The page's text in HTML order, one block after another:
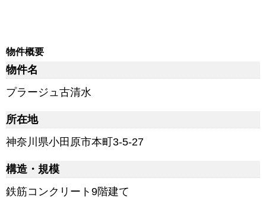
物件概要
物件名
プラージュ古清水
所在地
神奈川県小田原市本町3-5-27
構造・規模
鉄筋コンクリート9階建て